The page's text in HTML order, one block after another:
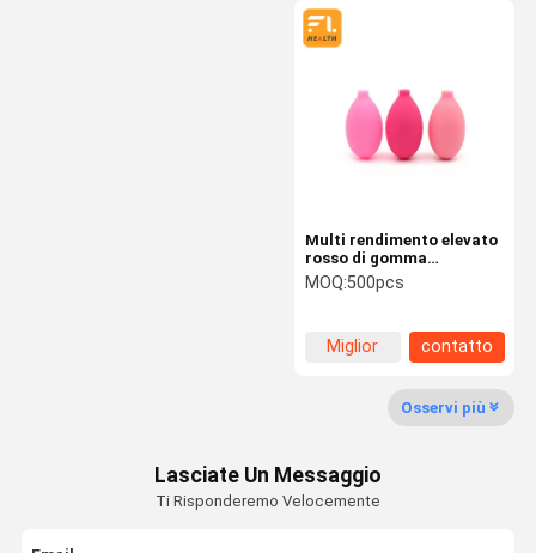
Siringa di gomma dell'orecchio della lampadina
Pompa a mano medica
Aeratore della lampadina
Multi rendimento elevato
rosso di gomma
funzionale del grado
medico di Rosa della
MOQ:500pcs
Miglior
contatto
Osservi più
Lasciate Un Messaggio
Ti Risponderemo Velocemente